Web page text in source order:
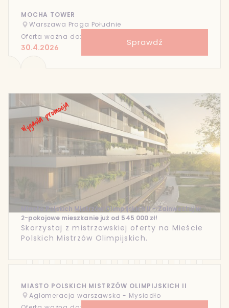
MOCHA TOWER
Warszawa Praga Południe
Oferta ważna do:
30.4.2026 Sprawdź
Miasto Polskich Mistrzów Olimpijskich II - Zainwestuj w
2-pokojowe mieszkanie już od 545 000 zł!
Skorzystaj z mistrzowskiej oferty na Mieście
Polskich Mistrzów Olimpijskich.
MIASTO POLSKICH MISTRZÓW OLIMPIJSKICH II
Aglomeracja warszawska - Mysiadło